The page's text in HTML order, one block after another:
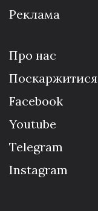
Реклама
Про нас
Поскаржитися
Facebook
Youtube
Telegram
Instagram